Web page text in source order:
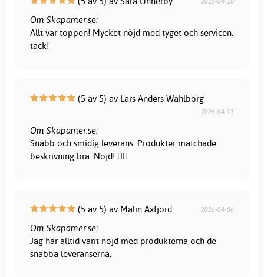
Om Skapamer.se:
Allt var toppen! Mycket nöjd med tyget och servicen.
tack!
(5 av 5) av Lars Anders Wahlborg
2026-04-11
Om Skapamer.se:
Snabb och smidig leverans. Produkter matchade
beskrivning bra. Nöjd! 👍🏻
(5 av 5) av Malin Axfjord 2026-04-06
Om Skapamer.se:
Jag har alltid varit nöjd med produkterna och de
snabba leveranserna.